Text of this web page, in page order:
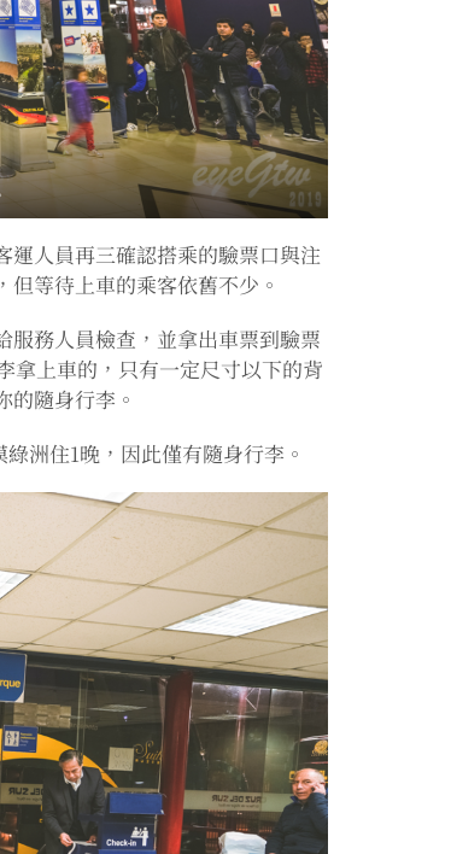
運人員再三確認搭乘的驗票口與注
等待上車的乘客依舊不少。
服務人員檢查，並拿出車票到驗票
拿上車的，只有一定尺寸以下的背
隨身行李。
洲住1晚，因此僅有隨身行李。